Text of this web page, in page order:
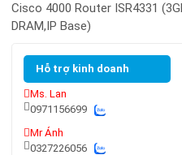
Cisco 4000 Router ISR4331
DRAM,IP Base)
Hỗ trợ kinh doanh
Ms. Lan
0971156699
Mr Ánh
0327226056